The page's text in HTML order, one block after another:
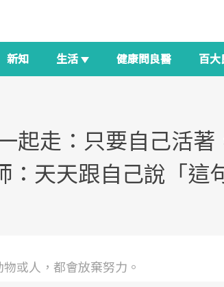
新知 生活 健康問良醫 百
起走：只要自己活著
天天跟自己說「這
或人，都會放棄努力。面對超高齡社會的浪潮，
2025年，就到良醫生活祭
良醫健康網從「換季的身